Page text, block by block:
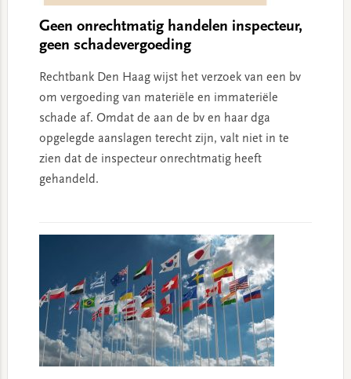
Geen onrechtmatig handelen inspecteur,
geen schadevergoeding
Rechtbank Den Haag wijst het verzoek van een bv
om vergoeding van materiële en immateriële
schade af. Omdat de aan de bv en haar dga
opgelegde aanslagen terecht zijn, valt niet in te
zien dat de inspecteur onrechtmatig heeft
gehandeld.